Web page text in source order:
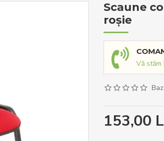
Scaune
roșie
Vă stăm
153,00